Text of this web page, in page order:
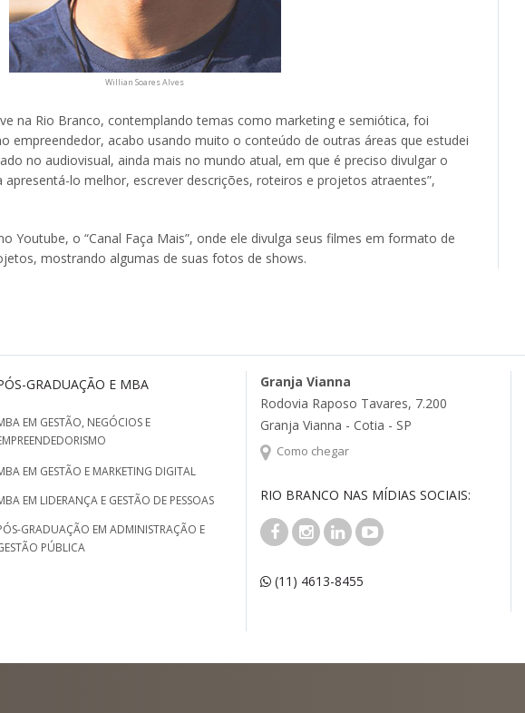
Willian Soares Alves
na Rio Branco, contemplando temas como marketing e semiótica, foi
empreendedor, acabo usando muito o conteúdo de outras áreas que estudei
no audiovisual, ainda mais no mundo atual, em que é preciso divulgar o
lo melhor, escrever descrições, roteiros e projetos atraentes”,
Youtube, o “Canal Faça Mais”, onde ele divulga seus filmes em formato de
mostrando algumas de suas fotos de shows.
GRADUAÇÃO E MBA
EM GESTÃO, NEGÓCIOS E
EM GESTÃO E MARKETING DIGITAL
EM LIDERANÇA E GESTÃO DE PESSOAS
GRADUAÇÃO EM ADMINISTRAÇÃO E
PÚBLICA
Granja Vianna
Rodovia Raposo Tavares, 7.200
Granja Vianna - Cotia - SP
Como chegar
RIO BRANCO NAS MÍDIAS SOCIAIS:
(11) 4613-8455